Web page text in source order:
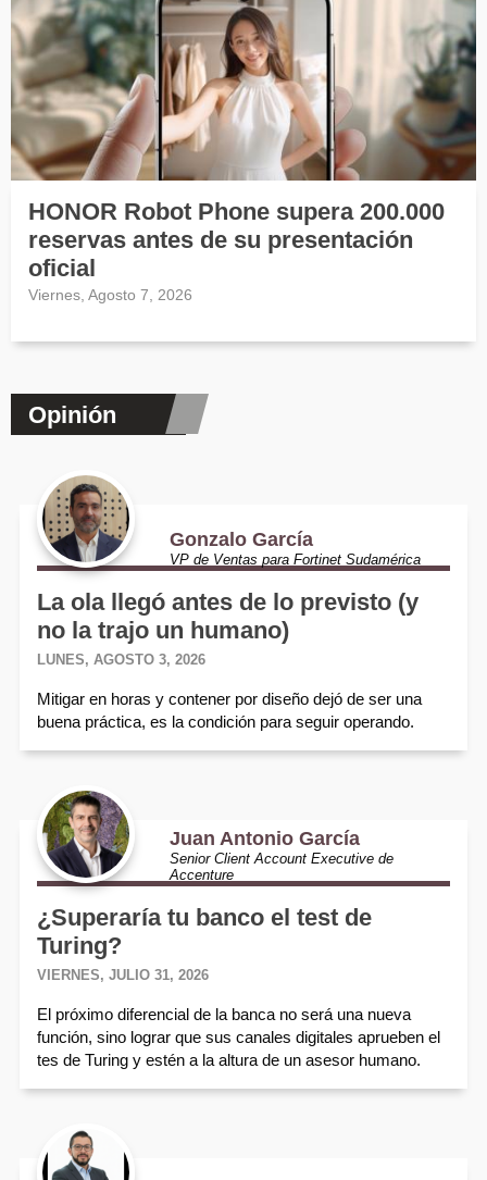
HONOR Robot Phone supera 200.000
reservas antes de su presentación
oficial
Viernes, Agosto 7, 2026
Opinión
Gonzalo García
VP de Ventas para Fortinet Sudamérica
La ola llegó antes de lo previsto (y
no la trajo un humano)
LUNES, AGOSTO 3, 2026
Mitigar en horas y contener por diseño dejó de ser una
buena práctica, es la condición para seguir operando.
Juan Antonio García
Senior Client Account Executive de
Accenture
¿Superaría tu banco el test de
Turing?
VIERNES, JULIO 31, 2026
El próximo diferencial de la banca no será una nueva
función, sino lograr que sus canales digitales aprueben el
tes de Turing y estén a la altura de un asesor humano.